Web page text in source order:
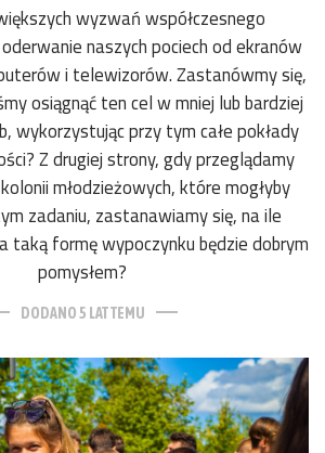
wyzwań współczesnego
naszych pociech od ekranów
i telewizorów. Zastanówmy się,
osiągnąć ten cel w mniej lub bardziej
wykorzystując przy tym całe pokłady
Z drugiej strony, gdy przeglądamy
młodzieżowych, które mogłyby
zadaniu, zastanawiamy się, na ile
taką formę wypoczynku będzie dobrym
pomysłem?
DODANO 5 LAT TEMU